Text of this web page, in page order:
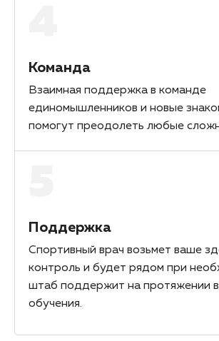
Команда
Взаимная поддержка в команде
единомышленников и новые
помогут преодолеть любые
Поддержка
Спортивный врач возьмет ваше
контроль и будет рядом при
штаб поддержит на протяжении
обучения.